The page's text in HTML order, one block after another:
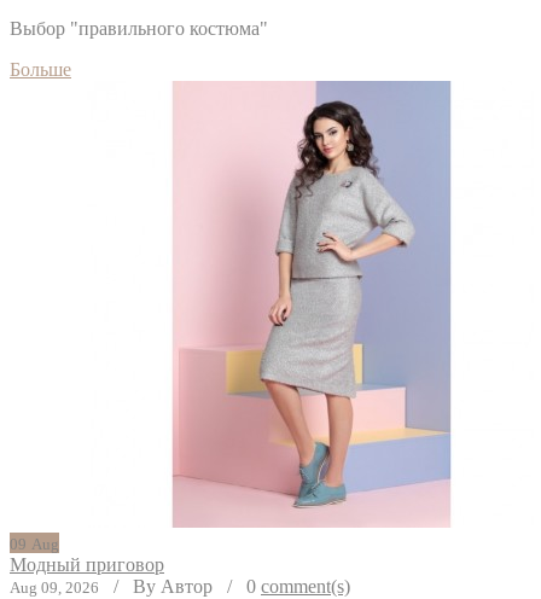
Выбор "правильного костюма"
Больше
09 Aug
Модный приговор
Aug 09, 2026 / By Автор / 0 comment(s)